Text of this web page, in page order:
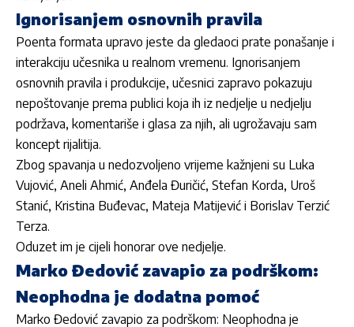
Ignorisanjem osnovnih pravila
Poenta formata upravo jeste da gledaoci prate ponašanje i
interakciju učesnika u realnom vremenu. Ignorisanjem
osnovnih pravila i produkcije, učesnici zapravo pokazuju
nepoštovanje prema publici koja ih iz nedjelje u nedjelju
podržava, komentariše i glasa za njih, ali ugrožavaju sam
koncept rijalitija.
Zbog spavanja u nedozvoljeno vrijeme kažnjeni su Luka
Vujović, Aneli Ahmić, Anđela Đuričić, Stefan Korda, Uroš
Stanić, Kristina Buđevac, Mateja Matijević i Borislav Terzić
Terza.
Oduzet im je cijeli honorar ove nedjelje.
Marko Đedović zavapio za podrškom:
Neophodna je dodatna pomoć
Marko Đedović zavapio za podrškom: Neophodna je